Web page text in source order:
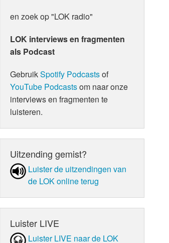
en zoek op "LOK radio"
LOK interviews en fragmenten
als Podcast
GebruikSpotify Podcastsof
YouTube Podcastsom naar onze
interviews en fragmenten te
luisteren.
Uitzending gemist?
Luister de uit­zen­din­gen van
de LOK online terug
Luister LIVE
Luister LIVE naar de LOK